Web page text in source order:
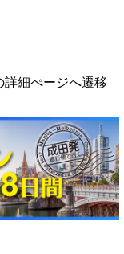
詳細ぺージへ遷移